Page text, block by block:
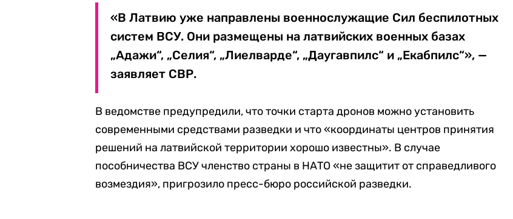
«В Латвию уже направлены военнослужащие Сил беспилотных
систем ВСУ. Они размещены на латвийских военных базах
„Адажи“, „Селия“, „Лиелварде“, „Даугавпилс“ и „Екабпилс“», —
заявляет СВР.
В ведомстве предупредили, что точки старта дронов можно установить
современными средствами разведки и что «координаты центров принятия
решений на латвийской территории хорошо известны». В случае
пособничества ВСУ членство страны в НАТО «не защитит от справедливого
возмездия», пригрозило пресс-бюро российской разведки.